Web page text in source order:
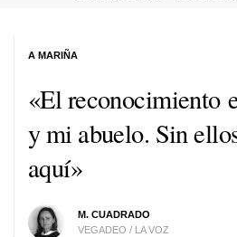
«El reconocimiento
y mi abuelo. Sin
aquí»
M. CUADRADO
VEGADEO / LA VOZ
A MARIÑA